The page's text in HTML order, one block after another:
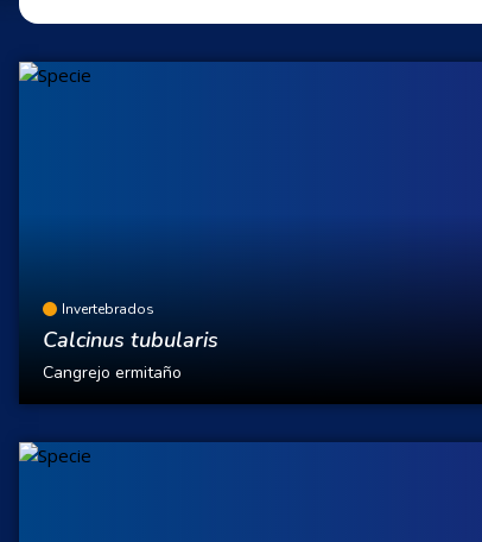
Invertebrados
Calcinus tubularis
Cangrejo ermitaño